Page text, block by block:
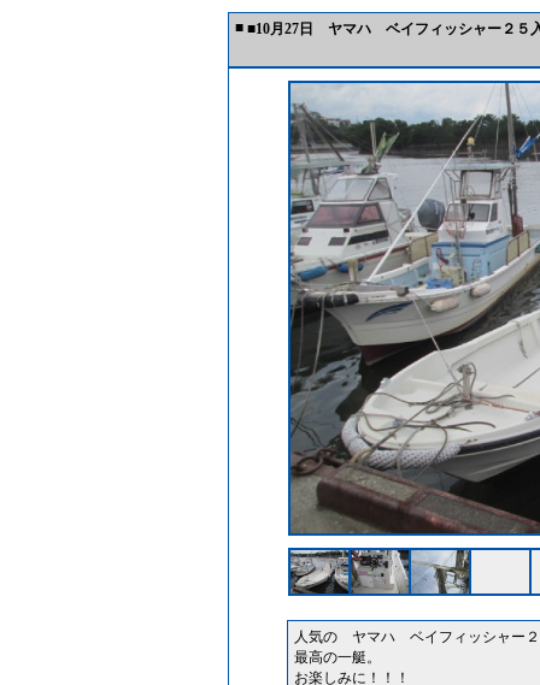
■ ■10月27日 ヤマハ ベイフィッシャー２５
人気の ヤマハ ベイフィッシャー
最高の一艇。
お楽しみに！！！